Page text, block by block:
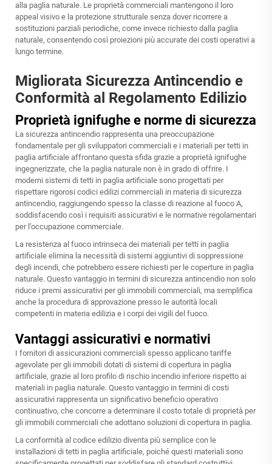
alla paglia naturale. Le proprietà commerciali mantengono il loro
appeal visivo e la protezione strutturale senza dover ricorrere a
sostituzioni parziali periodiche, come invece richiesto dalla paglia
naturale, consentendo così proiezioni più accurate dei costi operativi a
lungo termine.
Migliorata Sicurezza Antincendio e
Conformità al Regolamento Edilizio
Proprietà ignifughe e norme di sicurezza
La sicurezza antincendio rappresenta una preoccupazione
fondamentale per gli sviluppatori commerciali e i materiali per tetti in
paglia artificiale affrontano questa sfida grazie a proprietà ignifughe
ingegnerizzate, che la paglia naturale non è in grado di offrire. I
moderni sistemi di tetti in paglia artificiale sono progettati per
rispettare rigorosi codici edilizi commerciali in materia di sicurezza
antincendio, raggiungendo spesso la classe di reazione al fuoco A,
soddisfacendo così i requisiti assicurativi e le normative regolamentari
per l’occupazione commerciale.
La resistenza al fuoco intrinseca dei materiali per tetti in paglia
artificiale elimina la necessità di sistemi aggiuntivi di soppressione
degli incendi, che potrebbero essere richiesti per le coperture in paglia
naturale. Questo vantaggio in termini di sicurezza antincendio non solo
riduce i premi assicurativi per gli immobili commerciali, ma semplifica
anche la procedura di approvazione presso le autorità locali
competenti in materia edilizia e i corpi dei vigili del fuoco.
Vantaggi assicurativi e normativi
I fornitori di assicurazioni commerciali spesso applicano tariffe
agevolate per gli immobili dotati di sistemi di copertura in paglia
artificiale, grazie al loro profilo di rischio incendio inferiore rispetto ai
materiali in paglia naturale. Questo vantaggio in termini di costi
assicurativi rappresenta un significativo beneficio operativo
continuativo, che concorre a determinare il costo totale di proprietà per
gli immobili commerciali che adottano soluzioni di copertura in paglia.
La conformità al codice edilizio diventa più semplice con le
installazioni di tetti in paglia artificiale, poiché questi materiali sono